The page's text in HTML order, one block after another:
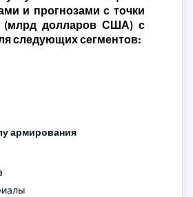
и прогнозами с точки
(млрд долларов США) с
следующих сегментов:
армирования